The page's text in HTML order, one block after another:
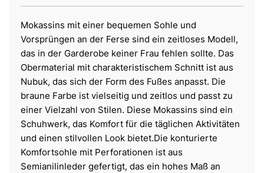
Mokassins mit einer bequemen Sohle und
Vorsprüngen an der Ferse sind ein zeitloses Modell,
das in der Garderobe keiner Frau fehlen sollte. Das
Obermaterial mit charakteristischem Schnitt ist aus
Nubuk, das sich der Form des Fußes anpasst. Die
braune Farbe ist vielseitig und zeitlos und passt zu
einer Vielzahl von Stilen. Diese Mokassins sind ein
Schuhwerk, das Komfort für die täglichen Aktivitäten
und einen stilvollen Look bietet.Die konturierte
Komfortsohle mit Perforationen ist aus
Semianilinleder gefertigt, das ein hohes Maß an